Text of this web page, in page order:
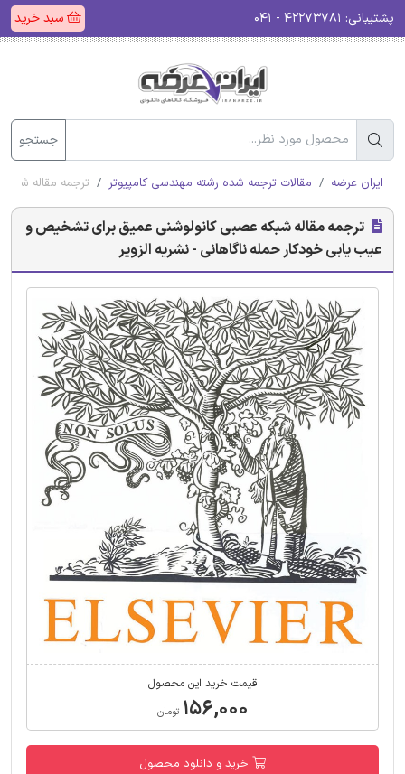
پشتیبانی: سبد خرید
جستجو
ایران عرضه مقالات ترجمه شده رشته مهندسی کامپیوتر ترجمه مقاله
ترجمه مقاله شبکه عصبی کانولوشنی عمیق برای تشخیص و
عیب یابی خودکار حمله ناگاهانی - نشریه الزویر
قیمت خرید این محصول
۱۵۶,۰۰۰ تومان
خرید و دانلود محصول